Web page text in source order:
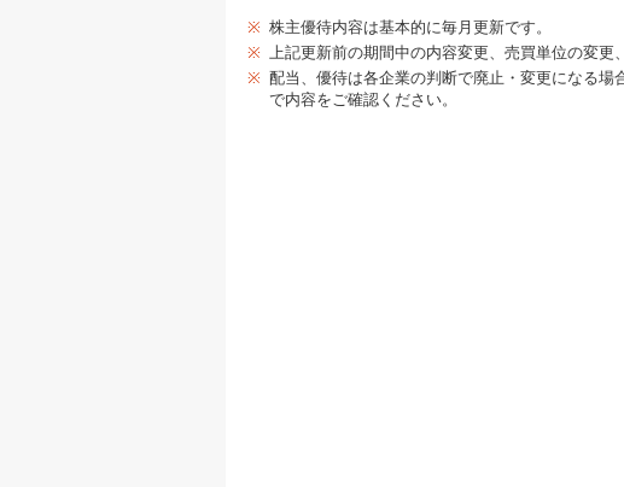
※ 株主優待内容は基本的に毎月更新です。
※ 上記更新前の期間中の内容変更、売買単位の変更
※ 配当、優待は各企業の判断で廃止・変更になる
で内容をご確認ください。